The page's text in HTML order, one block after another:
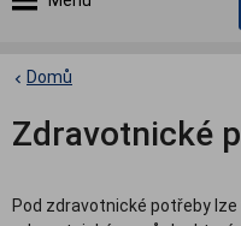
Domů
Zdravotnické
Pod zdravotnické potřeby